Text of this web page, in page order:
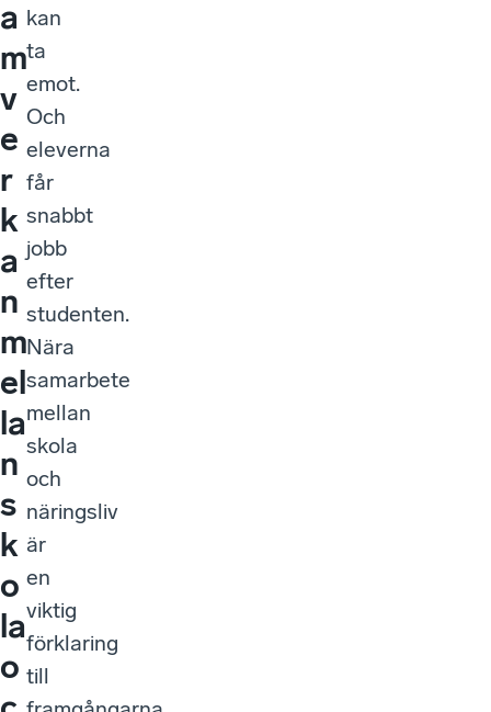
a
m
v
e
r
k
a
n
m
el
la
n
s
k
o
la
o
kan
ta
emot.
Och
eleverna
får
snabbt
jobb
efter
studenten.
Nära
samarbete
mellan
skola
och
näringsliv
är
en
viktig
förklaring
till